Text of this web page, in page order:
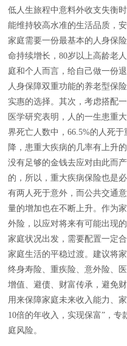
低人生旅程中意料外收支失衡
能维持较高水准的生活品质，
家庭需要一份最基本的人身保
命持续增长，80岁以上高龄老
庭和个人而言，给自己做一份
人身保障双重功能的养老型保
实惠的选择。其次，考虑搭配
医学研究表明，人的一生患重
界死亡人数中，66.5%的人死
降，患重大疾病的几率有上升
没有足够的金钱去应对由此而
的，所以，重大疾病保险也是
有两人死于意外，而公共交通
量的增加也在不断上升。作为
外险，以应对将来有可能出现
家庭状况出发，需要配置一定
家庭生活的平稳过渡。建议将
终身寿险、重疾险、意外险、
增值、避债、财富传承，避免
用来保障家庭未来收入能力、
10倍的年收入，实现保富”，
庭风险。